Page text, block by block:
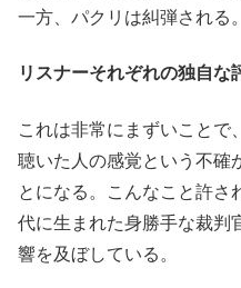
一方、パクリは糾弾される
リスナーそれぞれの独自な
これは非常にまずいことで
聴いた人の感覚という不確
とになる。こんなこと許さ
代に生まれた身勝手な裁判
響を及ぼしている。